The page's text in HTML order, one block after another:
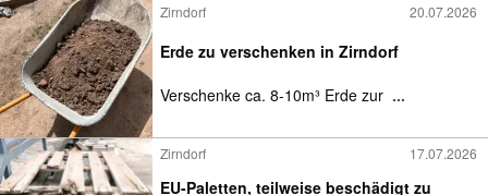
Zirndorf 20.07.2026
Erde zu verschenken in Zirndorf
Verschenke ca. 8-10m³ Erde zur ...
Zirndorf 17.07.2026
EU-Paletten, teilweise beschädigt zu